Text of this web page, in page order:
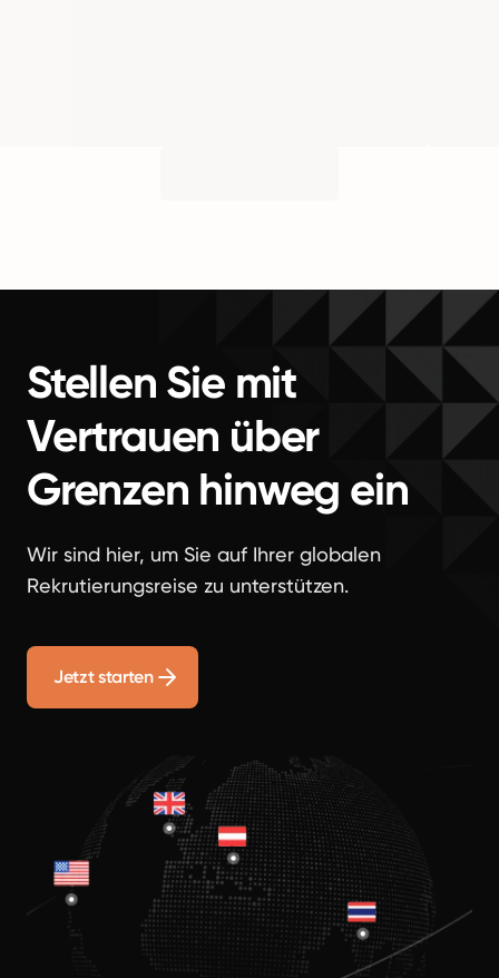
Stellen Sie mit
Vertrauen über
Grenzen hinweg ein
Wir sind hier, um Sie auf Ihrer globalen
Rekrutierungsreise zu unterstützen.
Jetzt starten